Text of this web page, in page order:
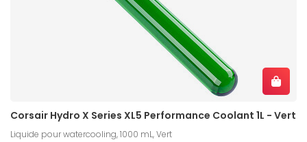
Corsair Hydro X Series XL5 Performance Coolant 1L - Vert
Liquide pour watercooling, 1000 mL, Vert